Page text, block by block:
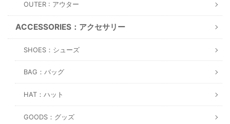
OUTER : アウター
ACCESSORIES：アクセサリー
SHOES：シューズ
BAG：バッグ
HAT：ハット
GOODS：グッズ